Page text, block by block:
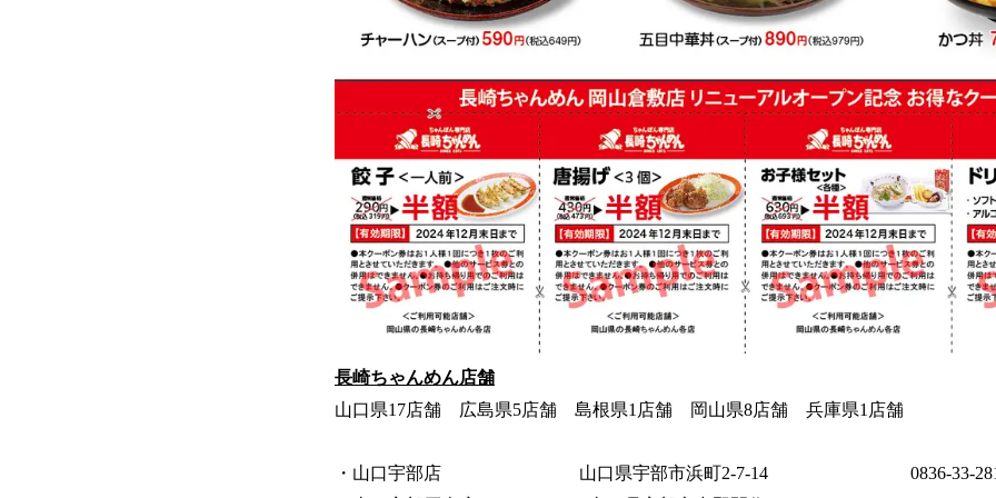
長崎ちゃんめん店舗
山口県17店舗 広島県5店舗 島根県1店舗 岡山県8店舗 兵庫県1店舗
・山口宇部店 山口県宇部市浜町2-7-14 0836-33-